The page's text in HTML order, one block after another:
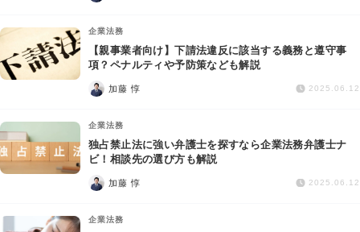
企業法務
【親事業者向け】下請法違反に該当する義務と遵守事
項？ペナルティや予防策なども解説
加藤 惇 2025.06.12
企業法務
独占禁止法に強い弁護士を探すなら企業法務弁護士ナ
ビ！相談先の選び方も解説
加藤 惇 2025.06.12
企業法務